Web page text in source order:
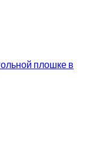
плошке в